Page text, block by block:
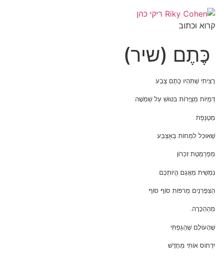
קרוא וכתוב
כֶּתֶם (שיר)
רָצִיתִי שֶׁתִּהְיוּ כֶּתֶם צֶבַע
דְּמֻיּוֹת מְצֻיָּרוֹת בּטּוּשׁ עַל שִׁמְשָׁה
מְטֻנֶּפֶת
שֶׁאוּכַל לִמְחוֹת בְּאֶצְבַּע
מְפַרְמֶטֶת זִכְרוֹן
נִמְשֵׁית מֵאֲגַם הֱיוֹתְכֶם
הַצִּפָּרְנַיִם מַרפּוֹת סוֹף סוֹף
מֵהַהַכָּרָה.
שֶׁהָעוֹלָם שֶׁהֵגַפְתִּי
יִדְחוֹס אוֹתִי מֵחָדָשׁ